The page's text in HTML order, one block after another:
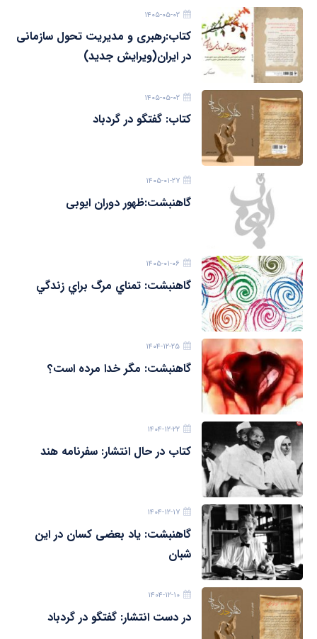
۱۴۰۵-۰۵-۰۲
کتاب:رهبری و مدیریت تحول سازمانی
در ایران(ویرایش جدید)
۱۴۰۵-۰۵-۰۲
کتاب: گفتگو در گردباد
۱۴۰۵-۰۱-۲۷
گاهنبشت:ظهور دوران ايوبی
۱۴۰۵-۰۱-۰۶
گاهنبشت: تمناي مرگ براي زندگي
۱۴۰۴-۱۲-۲۵
گاهنبشت: مگر خدا مرده است؟
۱۴۰۴-۱۲-۲۲
کتاب در حال انتشار: سفرنامه هند
۱۴۰۴-۱۲-۱۷
گاهنبشت: یاد بعضی کسان در این
شبان
۱۴۰۴-۱۲-۱۰
در دست انتشار: گفتگو در گردباد